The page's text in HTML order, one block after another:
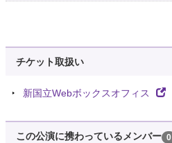
チケット取扱い
新国立Webボックスオフィス
この公演に携わっているメンバー 0